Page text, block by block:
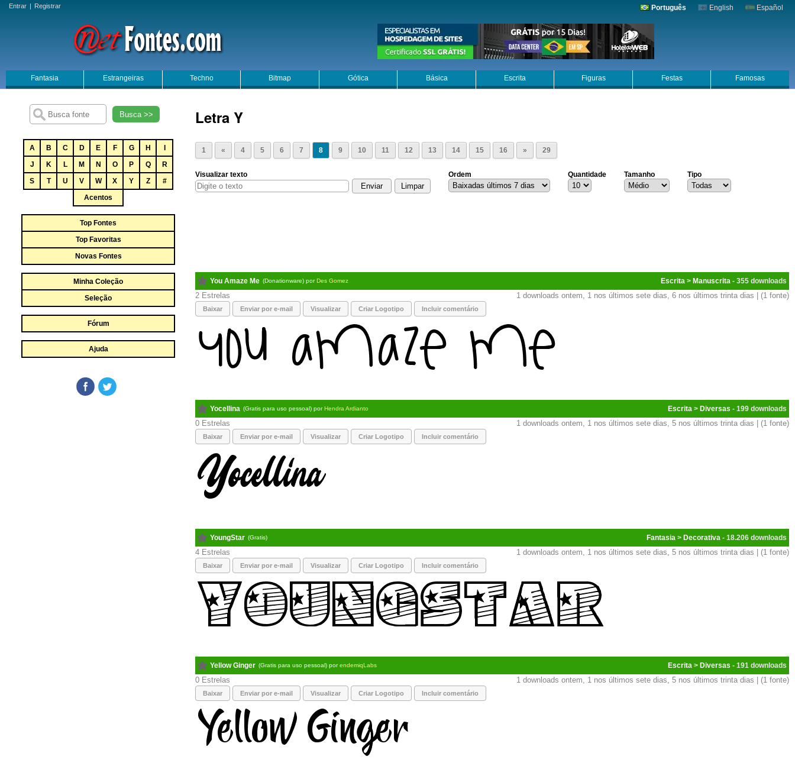
Entrar | Registrar Português English Español
Fantasia Estrangeiras Techno Bitmap Gótica Básica Escrita Figuras Festas Famosas
Busca >>
A B C D E F G H
J
K L M N O P Q
R
S
T U V W X Y Z
#
Acentos
Top Fontes
Top Favoritas
Novas Fontes
Minha Coleção
Seleção
Fórum
Ajuda
Letra Y
1 « 4 5 6 7 8 9 10 11 12 13 14 15 16 » 29
Visualizar texto Ordem Quantidade Tamanho Tipo
You Amaze Me (Donationware) porDes Gomez Escrita > Manuscrita - 355
2 1 downloads ontem, 1 nos últimos sete dias, 6 nos últimos trinta dias | (1 fonte)
Baixar Enviar por e-mail Visualizar Criar Logotipo Incluir comentário
Yocellina (Gratis para uso pessoal) porHendra Ardianto Escrita > Diversas - 199
0 1 downloads ontem, 1 nos últimos sete dias, 5 nos últimos trinta dias | (1 fonte)
Baixar Enviar por e-mail Visualizar Criar Logotipo Incluir comentário
YoungStar (Gratis) Fantasia > Decorativa - 18.206
4 1 downloads ontem, 1 nos últimos sete dias, 5 nos últimos trinta dias | (1 fonte)
Baixar Enviar por e-mail Visualizar Criar Logotipo Incluir comentário
Yellow Ginger (Gratis para uso pessoal) porendemiqLabs Escrita > Diversas - 191
0 1 downloads ontem, 1 nos últimos sete dias, 5 nos últimos trinta dias | (1 fonte)
Baixar Enviar por e-mail Visualizar Criar Logotipo Incluir comentário